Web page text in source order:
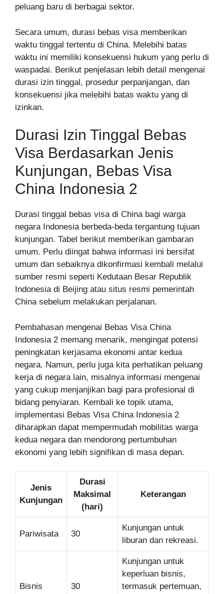
peluang baru di berbagai sektor.
Secara umum, durasi bebas visa memberikan
waktu tinggal tertentu di China. Melebihi batas
waktu ini memiliki konsekuensi hukum yang perlu di
waspadai. Berikut penjelasan lebih detail mengenai
durasi izin tinggal, prosedur perpanjangan, dan
konsekuensi jika melebihi batas waktu yang di
izinkan.
Durasi Izin Tinggal Bebas
Visa Berdasarkan Jenis
Kunjungan, Bebas Visa
China Indonesia 2
Durasi tinggal bebas visa di China bagi warga
negara Indonesia berbeda-beda tergantung tujuan
kunjungan. Tabel berikut memberikan gambaran
umum. Perlu diingat bahwa informasi ini bersifat
umum dan sebaiknya dikonfirmasi kembali melalui
sumber resmi seperti Kedutaan Besar Republik
Indonesia di Beijing atau situs resmi pemerintah
China sebelum melakukan perjalanan.
Pembahasan mengenai Bebas Visa China
Indonesia 2 memang menarik, mengingat potensi
peningkatan kerjasama ekonomi antar kedua
negara. Namun, perlu juga kita perhatikan peluang
kerja di negara lain, misalnya informasi mengenai
yang cukup menjanjikan bagi para profesional di
bidang penyiaran. Kembali ke topik utama,
implementasi Bebas Visa China Indonesia 2
diharapkan dapat mempermudah mobilitas warga
kedua negara dan mendorong pertumbuhan
ekonomi yang lebih signifikan di masa depan.
Jenis
Kunjungan
Durasi
Maksimal
(hari)
Keterangan
Pariwisata 30
Kunjungan untuk
liburan dan rekreasi.
Bisnis 30
Kunjungan untuk
keperluan bisnis,
termasuk pertemuan,